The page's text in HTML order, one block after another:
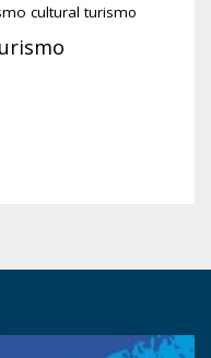
cultural turismo